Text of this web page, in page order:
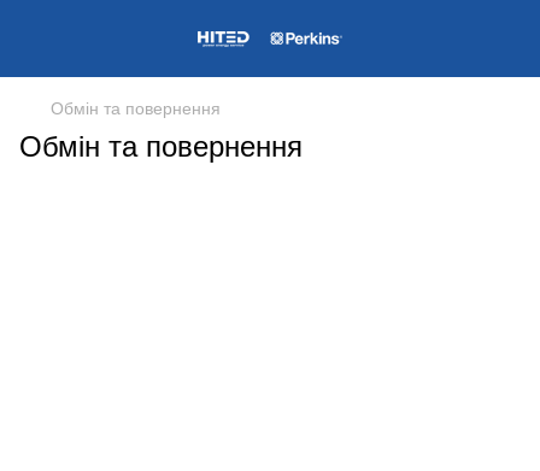
Обмін та повернення
Обмін та повернення